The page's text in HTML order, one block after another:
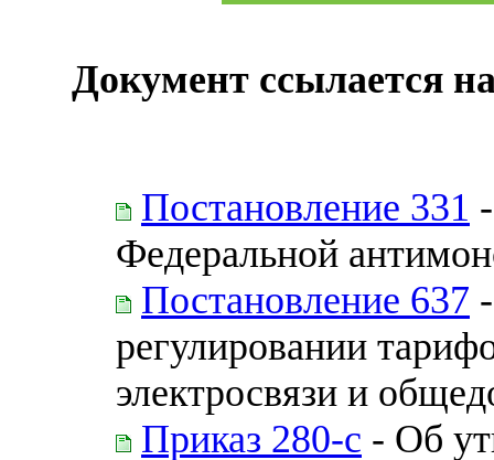
Документ ссылается
Постановление 331
Федеральной
Постановление 637
регулировании
электросвязи и
Приказ 280-с - Об